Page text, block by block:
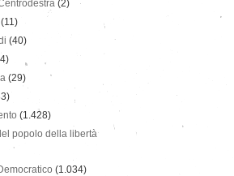
(2)
(11)
(40)
(29)
(1.428)
popolo della libertà
(1.034)